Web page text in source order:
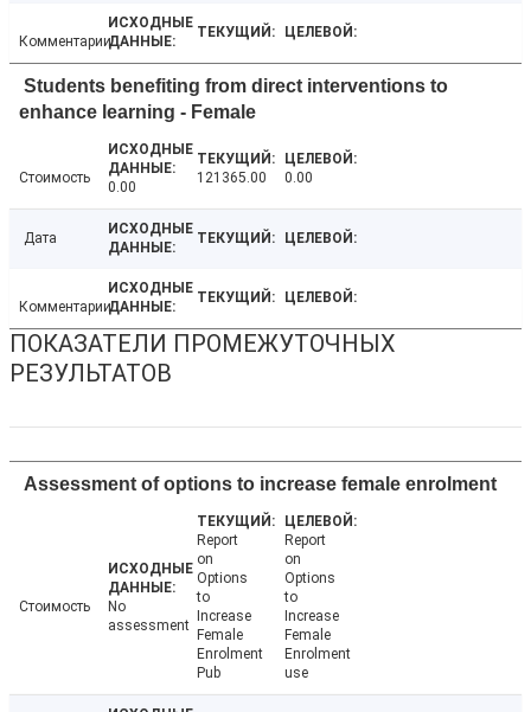
Комментарии
Students benefiting from direct interventions to
enhance learning - Female
Стоимость
0.00
121365.00 0.00
Дата
Комментарии
ПОКАЗАТЕЛИ ПРОМЕЖУТОЧНЫХ
РЕЗУЛЬТАТОВ
Assessment of options to increase female enrolment
Стоимость
No
assessment
Report
on
Options
to
Increase
Female
Enrolment
Pub
Report
on
Options
to
Increase
Female
Enrolment
use